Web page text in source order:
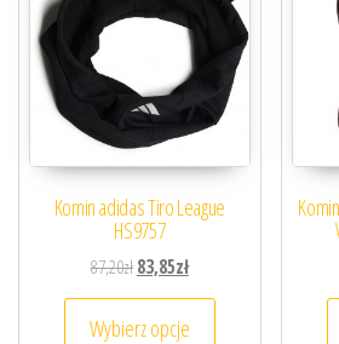
Komin adidas Tiro League
HS9757
87,20złPierwotna cena wynosiła: 87,20zł.
83,85złAktualna cena wynosi:
Wybierz opcje
Ten produkt ma